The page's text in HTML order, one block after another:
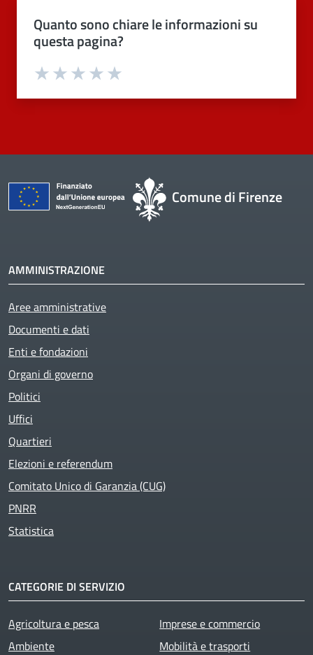
Quanto sono chiare le informazioni su
questa pagina?
Valuta 4 stelle su 5
Valuta 3 stelle su 5
Valuta 2 stelle su 5
Valuta 1 stelle su 5
Comune di Firenze
AMMINISTRAZIONE
Aree amministrative
Documenti e dati
Enti e fondazioni
Organi di governo
Politici
Uffici
Quartieri
Elezioni e referendum
Comitato Unico di Garanzia (CUG)
PNRR
Statistica
CATEGORIE DI SERVIZIO
Agricoltura e pesca
Ambiente
Imprese e commercio
Mobilità e trasporti